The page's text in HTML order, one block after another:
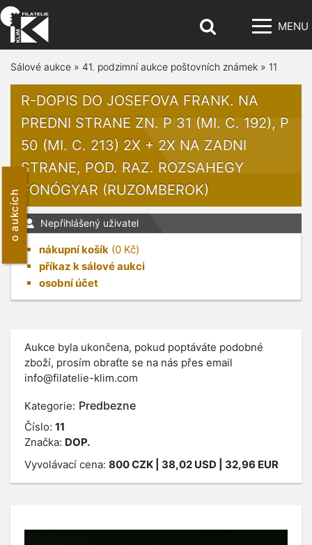
MENU
o aukcích
Sálové aukce » 41. podzimní aukce poštovních známek » 11
R-DOPIS DO JOSEFOVA FRANK. NA
PREDNI STRANE ZN. P 31 (MI. C. 192), P
50 (MI. C. 213) 2X + 2X NA ZADNI
STRANE, POD. RAZ. ROZSAHEGY
FONÓGYAR (RUZOMBEROK)
Nepřihlášený uživatel
nákupní košík (0 Kč)
příkaz k sálové aukci
osobní účet
Aukce byla ukončena, pokud poptáváte podobné
zboží, prosím obraťte se na nás přes email
info@filatelie-klim.com
Kategorie: Predbezne
Číslo: 11
Značka: DOP.
Vyvolávací cena: 800CZK | 38,02 USD | 32,96 EUR